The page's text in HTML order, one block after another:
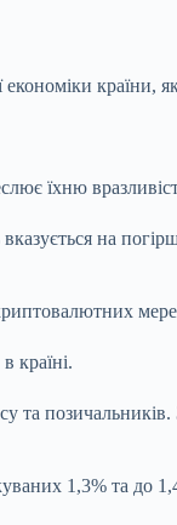
країни,
їхню
на
країні.
позичальників.
1,3% та до